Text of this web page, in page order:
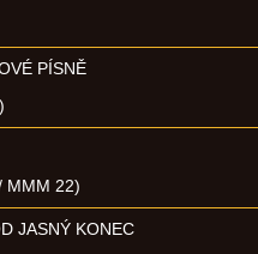
PÍSNĚ
MMM 22)
JASNÝ KONEC